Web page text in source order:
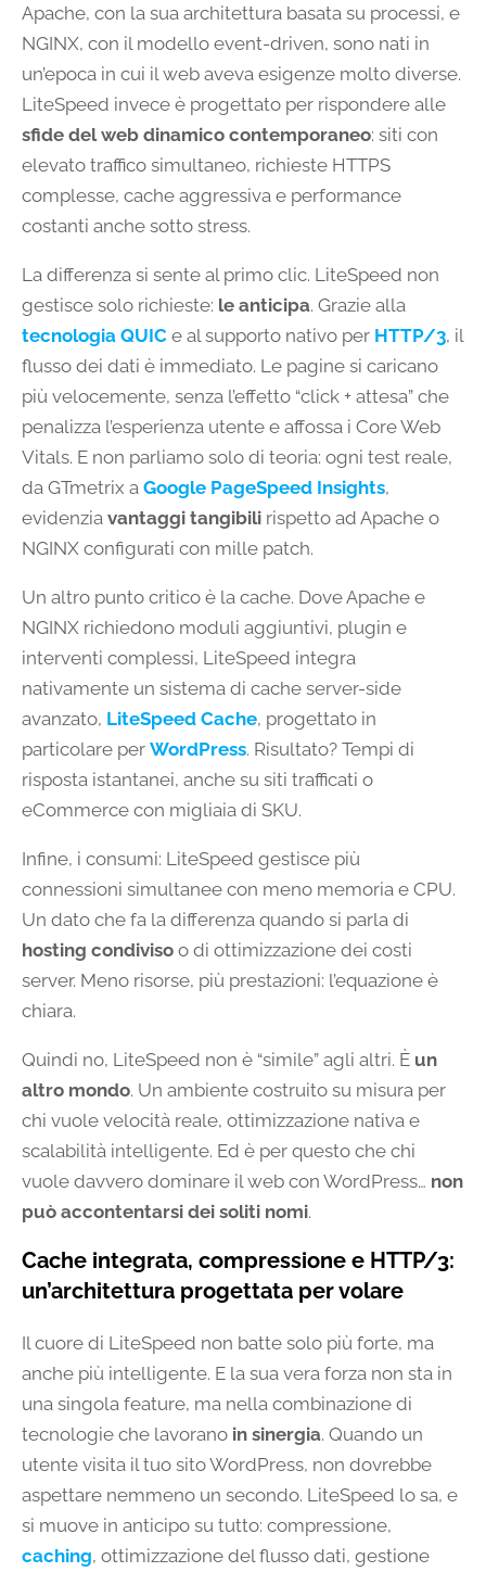
Apache, con la sua architettura basata su processi, e
NGINX, con il modello event-driven, sono nati in
un’epoca in cui il web aveva esigenze molto diverse.
LiteSpeed invece è progettato per rispondere alle
sfide del web dinamico contemporaneo: siti con
elevato traffico simultaneo, richieste HTTPS
complesse, cache aggressiva e performance
costanti anche sotto stress.
La differenza si sente al primo clic. LiteSpeed non
gestisce solo richieste: le anticipa. Grazie alla
tecnologia QUIC e al supporto nativo per HTTP/3, il
flusso dei dati è immediato. Le pagine si caricano
più velocemente, senza l’effetto “click + attesa” che
penalizza l’esperienza utente e affossa i Core Web
Vitals. E non parliamo solo di teoria: ogni test reale,
da GTmetrix a Google PageSpeed Insights,
evidenzia vantaggi tangibili rispetto ad Apache o
NGINX configurati con mille patch.
Un altro punto critico è la cache. Dove Apache e
NGINX richiedono moduli aggiuntivi, plugin e
interventi complessi, LiteSpeed integra
nativamente un sistema di cache server-side
avanzato, LiteSpeed Cache, progettato in
particolare per WordPress. Risultato? Tempi di
risposta istantanei, anche su siti trafficati o
eCommerce con migliaia di SKU.
Infine, i consumi: LiteSpeed gestisce più
connessioni simultanee con meno memoria e CPU.
Un dato che fa la differenza quando si parla di
hosting condiviso o di ottimizzazione dei costi
server. Meno risorse, più prestazioni: l’equazione è
chiara.
Quindi no, LiteSpeed non è “simile” agli altri. È un
altro mondo. Un ambiente costruito su misura per
chi vuole velocità reale, ottimizzazione nativa e
scalabilità intelligente. Ed è per questo che chi
vuole davvero dominare il web con WordPress… non
può accontentarsi dei soliti nomi.
Cache integrata, compressione e HTTP/3:
un’architettura progettata per volare
Il cuore di LiteSpeed non batte solo più forte, ma
anche più intelligente. E la sua vera forza non sta in
una singola feature, ma nella combinazione di
tecnologie che lavorano in sinergia. Quando un
utente visita il tuo sito WordPress, non dovrebbe
aspettare nemmeno un secondo. LiteSpeed lo sa, e
si muove in anticipo su tutto: compressione,
caching, ottimizzazione del flusso dati, gestione